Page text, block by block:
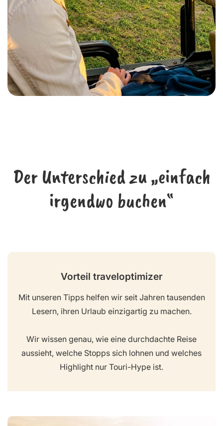
Der Unterschied zu „einfach
irgendwo buchen“
Vorteil traveloptimizer
Mit unseren Tipps helfen wir seit Jahren tausenden
Lesern, ihren Urlaub einzigartig zu machen.
Wir wissen genau, wie eine durchdachte Reise
aussieht, welche Stopps sich lohnen und welches
Highlight nur Touri-Hype ist.